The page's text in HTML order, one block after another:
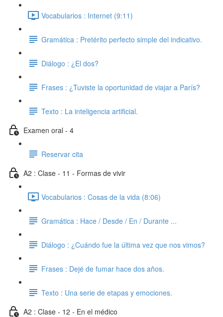
Vocabularios : Internet (9:11)
Gramática : Pretérito perfecto simple del indicativo.
Diálogo : ¿El dos?
Frases : ¿Tuviste la oportunidad de viajar a París?
Texto : La inteligencia artificial.
Examen oral - 4
Reservar cita
A2 : Clase - 11 - Formas de vivir
Vocabularios : Cosas de la vida (8:06)
Gramática : Hace / Desde / En / Durante ...
Diálogo : ¿Cuándo fue la última vez que nos vimos?
Frases : Dejé de fumar hace dos años.
Texto : Una serie de etapas y emociones.
A2 : Clase - 12 - En el médico